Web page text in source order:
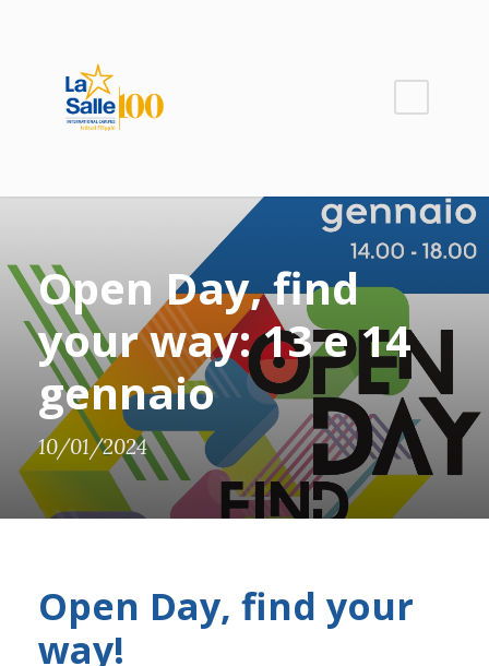
Open Day, find
your way: 13 e 14
gennaio
10/01/2024
Open Day, find your
way!